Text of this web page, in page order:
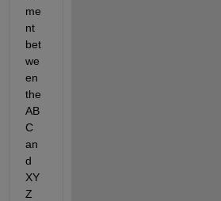
me
nt
bet
we
en
the
AB
C
an
d
XY
Z